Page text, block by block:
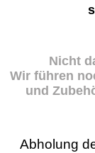
Nicht
Wir führen
und
Abholung